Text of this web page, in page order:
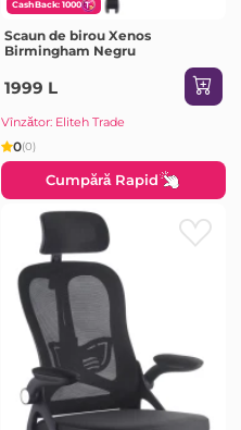
CashBack: 1000
Scaun de birou Xenos
Birmingham Negru
1999 L
Vînzător: Eliteh Trade
0(0)
Cumpără Rapid